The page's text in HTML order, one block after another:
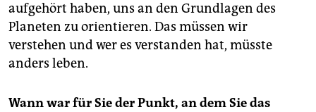
aufgehört haben, uns an den Grundlagen des
Planeten zu orientieren. Das müssen wir
verstehen und wer es verstanden hat, müsste
anders leben.
Wann war für Sie der Punkt, an dem Sie das